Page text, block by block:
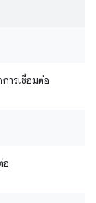
ารเชื่อมต่อ
อ